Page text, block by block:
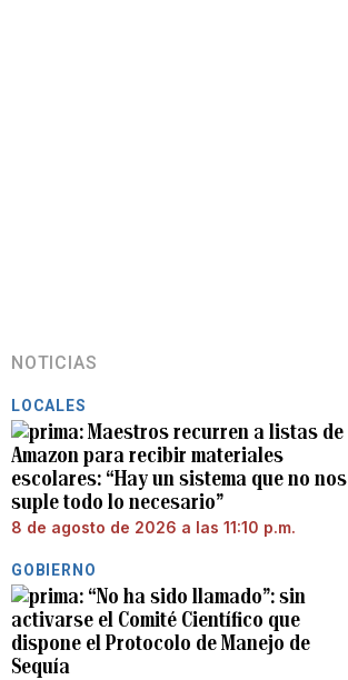
NOTICIAS
LOCALES
Maestros recurren a listas de
Amazon para recibir materiales
escolares: “Hay un sistema que no nos
suple todo lo necesario”
8 de agosto de 2026 a las 11:10 p.m.
GOBIERNO
“No ha sido llamado”: sin
activarse el Comité Científico que
dispone el Protocolo de Manejo de
Sequía